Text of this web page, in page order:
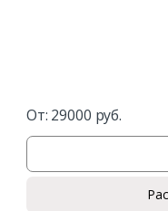
От: 29000 руб.